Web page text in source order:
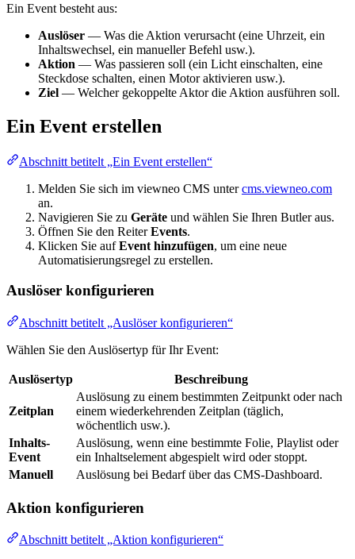
Ein Event besteht aus:
Auslöser — Was die Aktion verursacht (eine Uhrzeit, ein
Inhaltswechsel, ein manueller Befehl usw.).
Aktion — Was passieren soll (ein Licht einschalten, eine
Steckdose schalten, einen Motor aktivieren usw.).
Ziel — Welcher gekoppelte Aktor die Aktion ausführen soll.
Ein Event erstellen
Abschnitt betitelt „Ein Event erstellen“
Melden Sie sich im viewneo CMS untercms.viewneo.com
an.
Navigieren Sie zu Geräte und wählen Sie Ihren Butler aus.
Öffnen Sie den ReiterEvents.
Klicken Sie aufEvent hinzufügen, um eine neue
Automatisierungsregel zu erstellen.
Auslöser konfigurieren
Abschnitt betitelt „Auslöser konfigurieren“
Wählen Sie den Auslösertyp für Ihr Event:
Auslösertyp Beschreibung
Zeitplan
Auslösung zu einem bestimmten Zeitpunkt oder nach
einem wiederkehrenden Zeitplan (täglich,
wöchentlich usw.).
Inhalts-
Event
Auslösung, wenn eine bestimmte Folie, Playlist oder
ein Inhaltselement abgespielt wird oder stoppt.
Manuell
Auslösung bei Bedarf über das CMS-Dashboard.
Aktion konfigurieren
Abschnitt betitelt „Aktion konfigurieren“